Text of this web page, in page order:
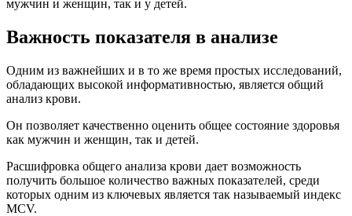
мужчин и женщин, так и у детей.
Важность показателя в анализе
Одним из важнейших и в то же время простых исследований,
обладающих высокой информативностью, является общий
анализ крови.
Он позволяет качественно оценить общее состояние здоровья
как мужчин и женщин, так и детей.
Расшифровка общего анализа крови дает возможность
получить большое количество важных показателей, среди
которых одним из ключевых является так называемый индекс
MCV.